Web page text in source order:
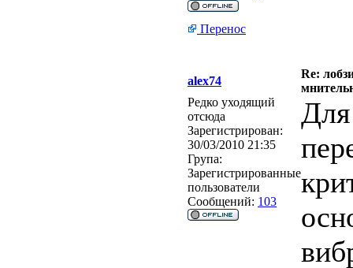
Перенос
alex74
Re:
Редко уходящий
отсюда
Зарегистрирован:
30/03/2010 21:35
Група:
Зарегистрированные
пользователи
Сообщений: 103
Для